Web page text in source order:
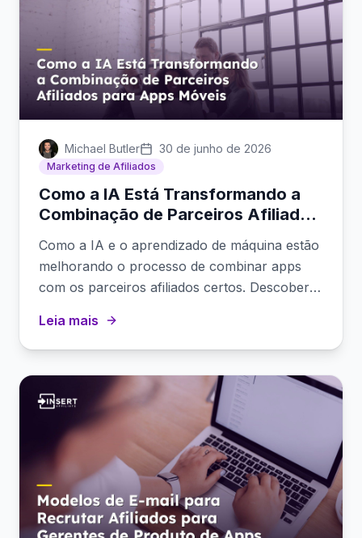
Michael Butler 30 de junho de 2026
Marketing de Afiliados
Como a IA Está Transformando a
Combinação de Parceiros Afiliados
Como a IA e o aprendizado de máquina estão
melhorando o processo de combinar apps
com os parceiros afiliados certos. Descoberta
recomendações.
Leia mais